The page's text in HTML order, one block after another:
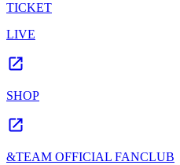
TICKET
LIVE
SHOP
&TEAM OFFICIAL FANCLUB